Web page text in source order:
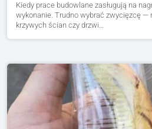
Kiedy prace budowlane zasługują na
wykonanie. Trudno wybrać zwycięzcę —
krzywych ścian czy drzwi…